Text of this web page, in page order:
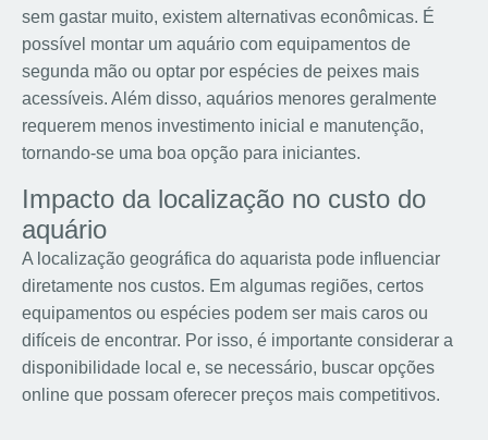
sem gastar muito, existem alternativas econômicas. É
possível montar um aquário com equipamentos de
segunda mão ou optar por espécies de peixes mais
acessíveis. Além disso, aquários menores geralmente
requerem menos investimento inicial e manutenção,
tornando-se uma boa opção para iniciantes.
Impacto da localização no custo do
aquário
A localização geográfica do aquarista pode influenciar
diretamente nos custos. Em algumas regiões, certos
equipamentos ou espécies podem ser mais caros ou
difíceis de encontrar. Por isso, é importante considerar a
disponibilidade local e, se necessário, buscar opções
online que possam oferecer preços mais competitivos.